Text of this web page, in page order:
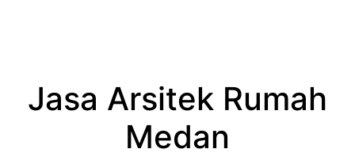
Jasa Arsitek Rumah
Medan